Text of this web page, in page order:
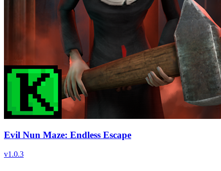
Evil Nun Maze: Endless Escape
v1.0.3